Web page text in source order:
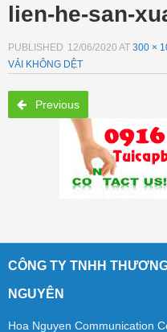
lien-he-san-
PUBLISHED 12/06/2020 AT 300 ×
VẢI KHÔNG DỆT
Previous
CÔNG TY TNHH
NGUYÊN
Hoa Nguyen Communication